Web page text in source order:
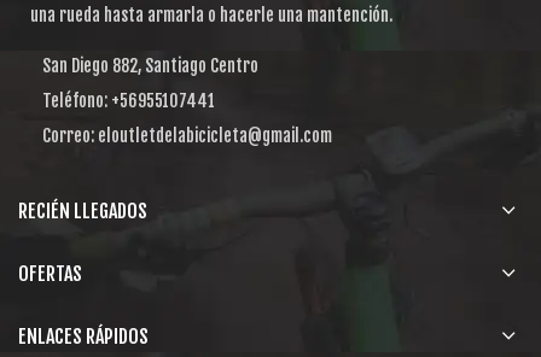
una rueda hasta armarla o hacerle una mantención.
San Diego 882, Santiago Centro
Teléfono: +56955107441
Correo: eloutletdelabicicleta@gmail.com
RECIÉN LLEGADOS
OFERTAS
ENLACES RÁPIDOS